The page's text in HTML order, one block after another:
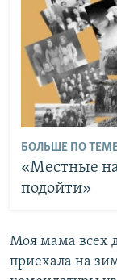
БОЛЬШЕ ПО
«Местные
подойти»
Моя мама всех
приехала на